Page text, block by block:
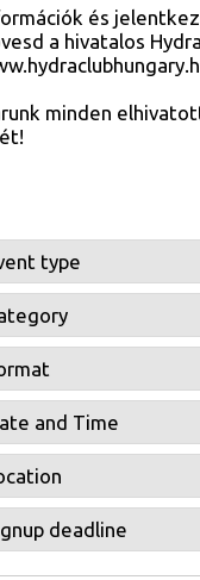
és
a hivatalos
minden
type
and Time
deadline